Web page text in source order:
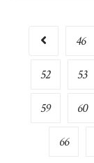
46
52 53
59 60
66